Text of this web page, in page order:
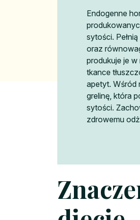
Endogenne
sytości.
oraz
produkuje je
tkance
apetyt. Wśród
grelinę, która
sytości.
zdrowemu